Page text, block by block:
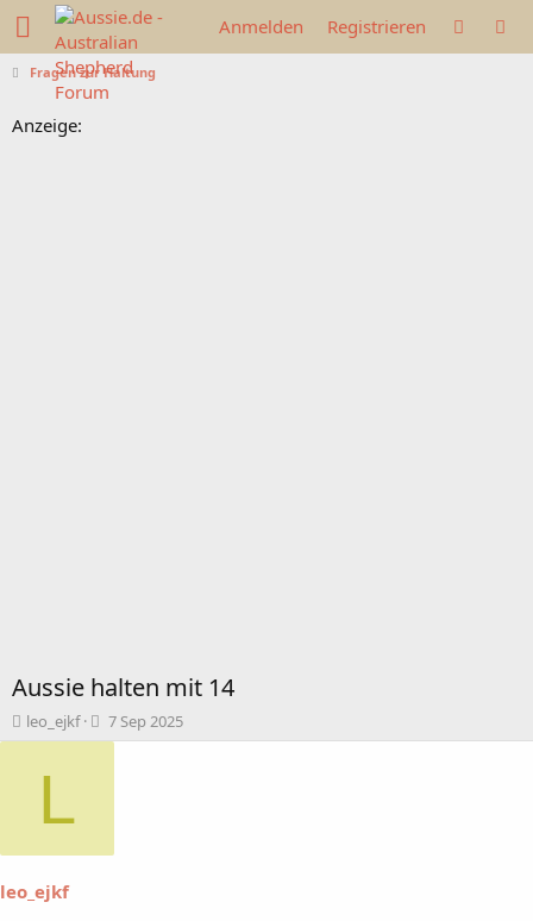
Anmelden Registrieren
Fragen zur Haltung
Anzeige:
Aussie halten mit 14
T
h
a
leo_ejkf
B
e
7 Sep 2025
L
leo_ejkf